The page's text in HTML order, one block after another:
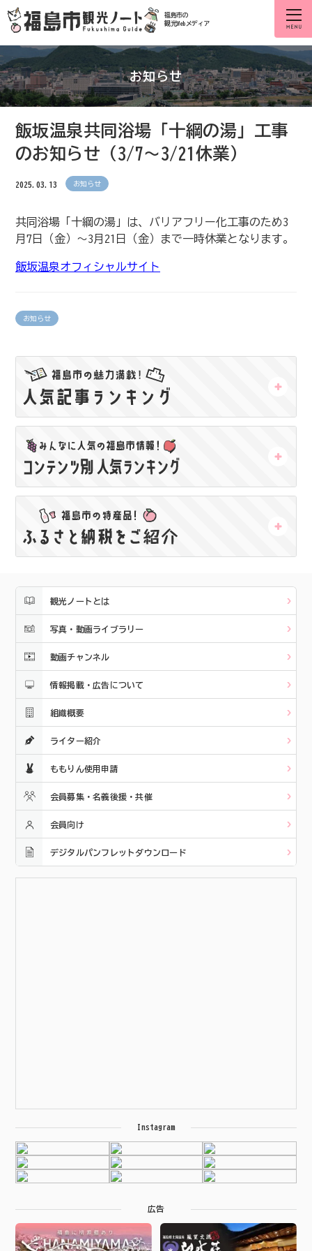
福島市の
観光Webメディア
お知らせ
飯坂温泉共同浴場「十綱の湯」工事
のお知らせ（3/7～3/21休業）
2025.03.13 お知らせ
共同浴場「十綱の湯」は、バリアフリー化工事のため3
月7日（金）～3月21日（金）まで一時休業となります。
飯坂温泉オフィシャルサイト
お知らせ
観光ノートとは
写真・動画ライブラリー
動画チャンネル
情報掲載・広告について
組織概要
ライター紹介
ももりん使用申請
会員募集・名義後援・共催
会員向け
デジタルパンフレットダウンロード
Instagram
広告